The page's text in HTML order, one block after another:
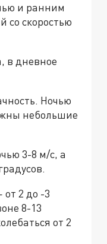
и ранним
со скоростью
в дневное
Ночью
небольшие
3-8 м/с, а
2 до -3
8-13
от 2